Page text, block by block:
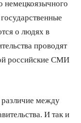
немецкоязычного
о людях в
проводят
российские СМИ
между
И так и